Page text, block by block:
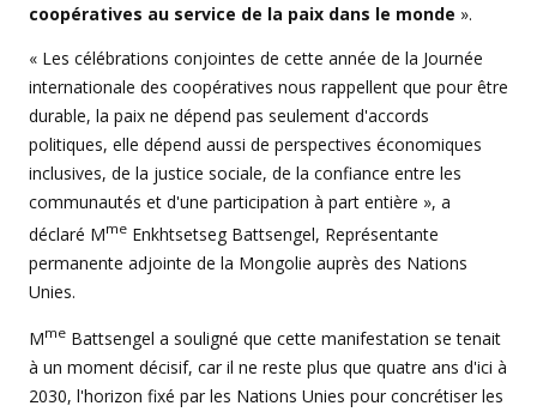
coopératives au service de la paix dans le monde ».
« Les célébrations conjointes de cette année de la Journée
internationale des coopératives nous rappellent que pour être
durable, la paix ne dépend pas seulement d'accords
politiques, elle dépend aussi de perspectives économiques
inclusives, de la justice sociale, de la confiance entre les
communautés et d'une participation à part entière », a
déclaré Mme Enkhtsetseg Battsengel, Représentante
permanente adjointe de la Mongolie auprès des Nations
Unies.
Mme Battsengel a souligné que cette manifestation se tenait
à un moment décisif, car il ne reste plus que quatre ans d'ici à
2030, l'horizon fixé par les Nations Unies pour concrétiser les